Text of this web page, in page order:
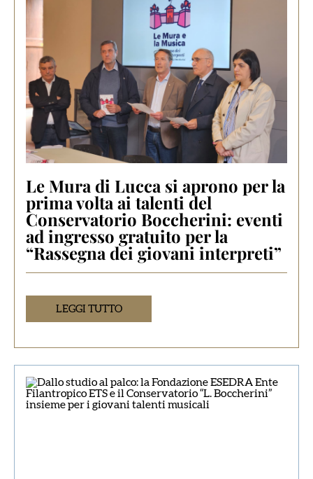
Le Mura di Lucca si aprono per la
prima volta ai talenti del
Conservatorio Boccherini: eventi
ad ingresso gratuito per la
“Rassegna dei giovani interpreti”
LEGGI TUTTO